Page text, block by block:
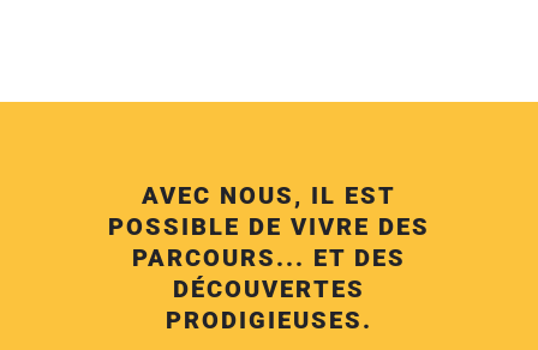
AVEC NOUS, IL EST
POSSIBLE DE VIVRE DES
PARCOURS... ET DES
DÉCOUVERTES
PRODIGIEUSES.